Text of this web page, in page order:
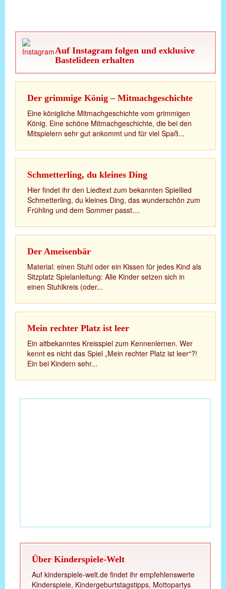
Auf Instagram folgen und exklusive
Bastelideen erhalten
Der grimmige König – Mitmachgeschichte
Eine königliche Mitmachgeschichte vom grimmigen
König. Eine schöne Mitmachgeschichte, die bei den
Mitspielern sehr gut ankommt und für viel Spaß...
Schmetterling, du kleines Ding
Hier findet ihr den Liedtext zum bekannten Spiellied
Schmetterling, du kleines Ding, das wunderschön zum
Frühling und dem Sommer passt....
Der Ameisenbär
Material: einen Stuhl oder ein Kissen für jedes Kind als
Sitzplatz Spielanleitung: Alle Kinder setzen sich in
einen Stuhlkreis (oder...
Mein rechter Platz ist leer
Ein altbekanntes Kreisspiel zum Kennenlernen. Wer
kennt es nicht das Spiel „Mein rechter Platz ist leer“?!
Ein bei Kindern sehr...
Über Kinderspiele-Welt
Auf kinderspiele-welt.de findet ihr empfehlenswerte
Kinderspiele, Kindergeburtstagstipps, Mottopartys